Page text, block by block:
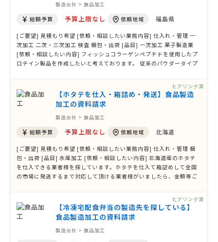
製造会社 > 食品加工
総額予算 予算上限なし 依頼地域 福島県
[ご要望] 見積もり希望 [依頼・相談したい業務内容] 仕入れ・管理 一
次加工 二次・三次加工 検査 梱包・出荷 [品目] 一次加工 菓子製造業
[依頼・相談したい内容] フィッシュコラーゲンペプチドを使用したプ
ロテイン製品を作成したいと考えております。 従来のパウダータイプ
少しでも可能性 …【ホタテを仕入・箱詰め・発送】食品製造
加工の資料請求
製造会社 > 食品加工
総額予算 予算上限なし 依頼地域 北海道
[ご要望] 見積もり希望 [依頼・相談したい業務内容] 仕入れ・管理 梱
包・出荷 [品目] 水産加工 [依頼・相談したい内容] 北海道産のホタテ
を仕入できる業者様を探しています。ホタテを仕入て箱詰めして全国
の市場に発送するまで対応して頂ける業者様がいましたら、金額等ご
ヒアリング済
【冷凍宅配食弁当の製造先を探している】
食品製造加工の資料請求
製造会社 > 食品加工
ヒアリング済